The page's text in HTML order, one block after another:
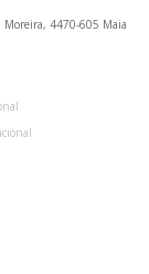
Moreira, 4470-605 Maia